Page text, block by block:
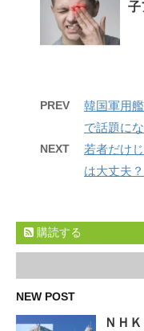
子
PREV
韓国軍用
で話題に
NEXT
若者だけ
は大丈夫？
購読する
NEW POST
ＮＨ